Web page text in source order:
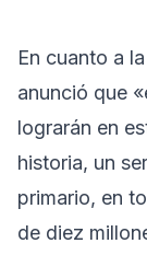
En cuanto a
anunció que
lograrán en
historia, un
primario, en
de diez